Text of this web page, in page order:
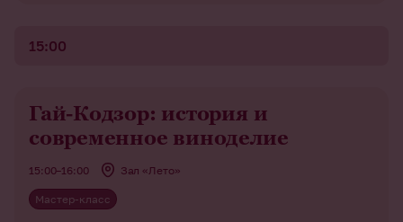
15:00
Гай-Кодзор: история и
современное виноделие
15:00–16:00 Зал «Лето»
Мастер-класс